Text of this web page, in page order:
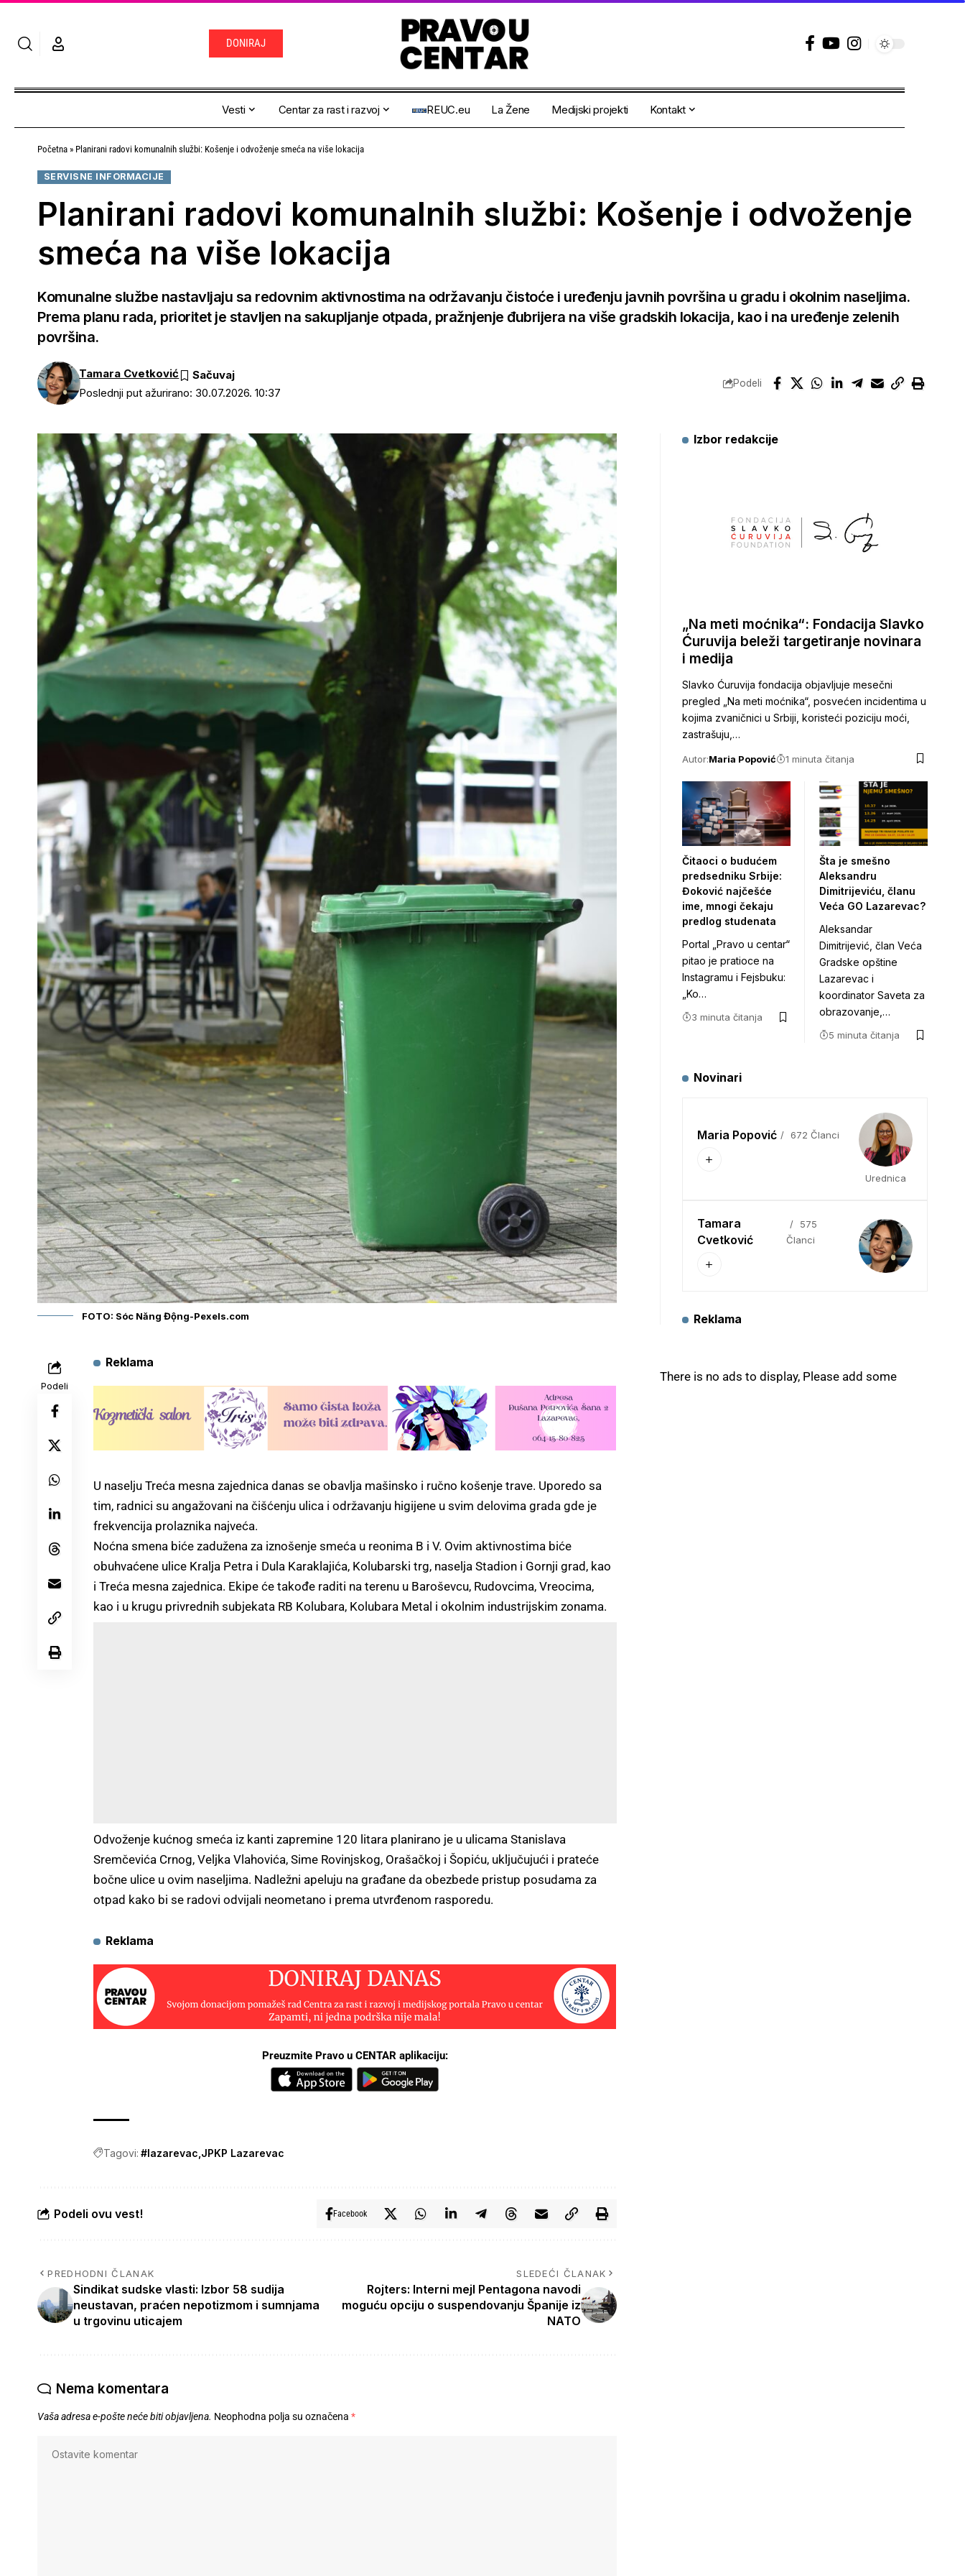
DONIRAJ
Vesti Centar za rast i razvoj REUC.eu La Žene Medijski projekti Kontakt
Početna » Planirani radovi komunalnih službi: Košenje i odvoženje smeća na više lokacija
SERVISNE INFORMACIJE
Planirani radovi komunalnih službi: Košenje i odvoženje
smeća na više lokacija
Komunalne službe nastavljaju sa redovnim aktivnostima na održavanju čistoće i uređenju javnih površina u gradu i okolnim naseljima.
Prema planu rada, prioritet je stavljen na sakupljanje otpada, pražnjenje đubrijera na više gradskih lokacija, kao i na uređenje zelenih
površina.
Poslednji put ažurirano: 30.07.2026. 10:37
Tamara Cvetković
Podeli
FOTO: Sóc Năng Động-Pexels.com
Podeli
Reklama
U naselju Treća mesna zajednica danas se obavlja mašinsko i ručno košenje trave. Uporedo sa
tim, radnici su angažovani na čišćenju ulica i održavanju higijene u svim delovima grada gde je
frekvencija prolaznika najveća.
Noćna smena biće zadužena za iznošenje smeća u reonima B i V. Ovim aktivnostima biće
obuhvaćene ulice Kralja Petra i Dula Karaklajića, Kolubarski trg, naselja Stadion i Gornji grad, kao
i Treća mesna zajednica. Ekipe će takođe raditi na terenu u Baroševcu, Rudovcima, Vreocima,
kao i u krugu privrednih subjekata RB Kolubara, Kolubara Metal i okolnim industrijskim zonama.
Odvoženje kućnog smeća iz kanti zapremine 120 litara planirano je u ulicama Stanislava
Sremčevića Crnog, Veljka Vlahovića, Sime Rovinjskog, Orašačkoj i Šopiću, uključujući i prateće
bočne ulice u ovim naseljima. Nadležni apeluju na građane da obezbede pristup posudama za
otpad kako bi se radovi odvijali neometano i prema utvrđenom rasporedu.
Reklama
Preuzmite Pravo u CENTAR aplikaciju:
Tagovi: #lazarevac JPKP Lazarevac
Podeli ovu vest! Facebook
PREDHODNI ČLANAK
Sindikat sudske vlasti: Izbor 58 sudija
neustavan, praćen nepotizmom i sumnjama
u trgovinu uticajem
SLEDEĆI ČLANAK
Rojters: Interni mejl Pentagona navodi
moguću opciju o suspendovanju Španije iz
NATO
Nema komentara
Vaša adresa e-pošte neće biti objavljena. Neophodna polja su označena *
Izbor redakcije
„Na meti moćnika“: Fondacija Slavko
Ćuruvija beleži targetiranje novinara
i medija
Slavko Ćuruvija fondacija objavljuje mesečni
pregled „Na meti moćnika“, posvećen incidentima u
kojima zvaničnici u Srbiji, koristeći poziciju moći,
zastrašuju,…
Autor:Maria Popović 1 minuta čitanja
Čitaoci o budućem
predsedniku Srbije:
Đoković najčešće
ime, mnogi čekaju
predlog studenata
Portal „Pravo u centar“
pitao je pratioce na
Instagramu i Fejsbuku:
„Ko…
3 minuta čitanja
Šta je smešno
Aleksandru
Dimitrijeviću, članu
Veća GO Lazarevac?
Aleksandar
Dimitrijević, član Veća
Gradske opštine
Lazarevac i
koordinator Saveta za
obrazovanje,…
5 minuta čitanja
Novinari
Maria Popović 672 Članci
Urednica
Tamara
Cvetković
575
Članci
Reklama
There is no ads to display, Please add some